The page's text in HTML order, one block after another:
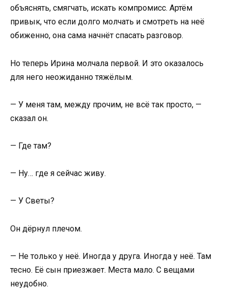
объяснять, смягчать, искать компромисс. Артём
привык, что если долго молчать и смотреть на неё
обиженно, она сама начнёт спасать разговор.
Но теперь Ирина молчала первой. И это оказалось
для него неожиданно тяжёлым.
— У меня там, между прочим, не всё так просто, —
сказал он.
— Где там?
— Ну… где я сейчас живу.
— У Светы?
Он дёрнул плечом.
— Не только у неё. Иногда у друга. Иногда у неё. Там
тесно. Её сын приезжает. Места мало. С вещами
неудобно.